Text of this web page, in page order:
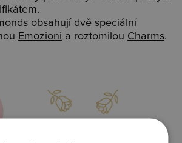
obsahují dvě speciální
Emozioni a roztomilou Charms.
Doprava